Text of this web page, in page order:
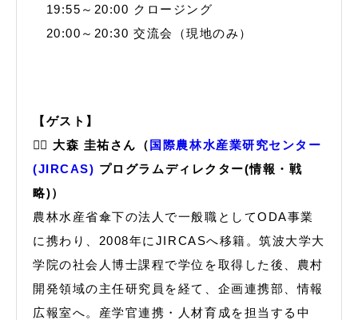
19:55～20:00 クロージング
20:00～20:30 交流会（現地のみ）
【ゲスト】
🙋‍♂️ 大森 圭祐さん（ 国際農林水産業研究センター
(JIRCAS) プログラムディレクター(情報・戦
略)）
農林水産省傘下の法人で一般職としてODA事業
に携わり、2008年にJIRCASへ移籍。筑波大学大
学院の社会人博士課程で学位を取得した後、農村
開発領域の主任研究員を経て、企画連携部、情報
広報室へ。産学官連携・人材育成を担当する中